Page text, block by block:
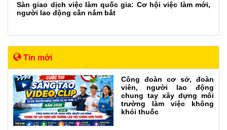
Sàn giao dịch việc làm quốc gia: Cơ hội việc làm mới,
người lao động cần nắm bắt
Tin mới
Công đoàn cơ sở, đoàn
viên, người lao động
chung tay xây dựng môi
trường làm việc không
khói thuốc